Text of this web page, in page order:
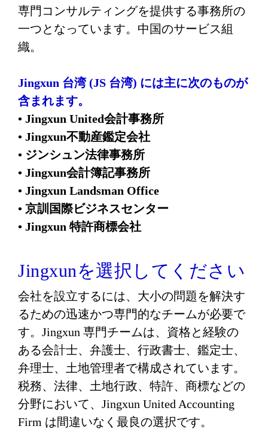
専門コンサルティングを提供する事務所の
一つとなっています。中国のサービス組
織。
Jingxun 台湾 (JS 台湾) には主に次のものが
含まれます。
• Jingxun United会計事務所
• Jingxun不動産鑑定会社
• ジンシュン法律事務所
• Jingxun会計簿記事務所
• Jingxun Landsman Office
• 京訓国際ビジネスセンター
• Jingxun 特許商標会社
Jingxunを選択してください
会社を設立するには、大小の問題を解決す
るための迅速かつ専門的なチームが必要で
す。Jingxun 専門チームは、資格と経験の
ある会計士、弁護士、行政書士、鑑定士、
弁理士、土地管理者で構成されています。
税務、法律、土地行政、特許、商標などの
分野において、Jingxun United Accounting
Firm は間違いなく最良の選択です。